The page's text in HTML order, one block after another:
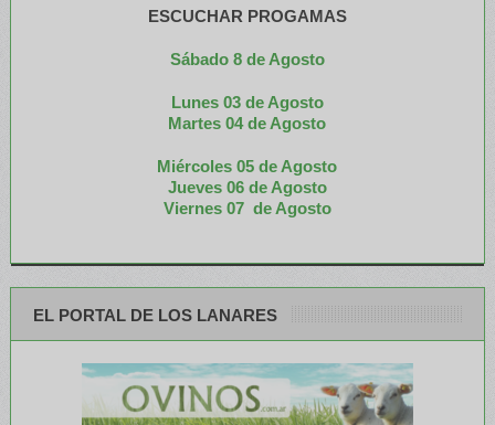
ESCUCHAR PROGAMAS
Sábado 8 de Agosto
Lunes 03 de Agosto
Martes 04 de Agosto
Miércoles 05 de Agosto
Jueves 06 de Agosto
Viernes 07 de Agosto
EL PORTAL DE LOS LANARES